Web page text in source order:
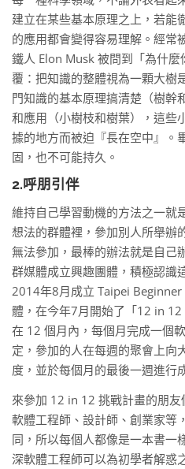
建立在某些基本原理之上，若能
的應用都會變得容易理解。經常
鐵人 Elon Musk 被問到「為什
覆：把知識的整體視為一顆大樹
門知識的基本原理搞清楚（樹幹
和應用（小樹枝和樹葉），這些
據的地方而被迫『長在空中』。
固，也不可能持久。
2.呼朋引伴
維持自己學習動機的方法之一就
想法的群體裡，參加別人所舉辦
無法參加，最棒的辦法就是自己
群媒體成立興趣團體，積極認識
2014年8月成立 Taipei
體，在今年7月開始了「12 in
在 12 個月內，每個月完成一個
定，參加的人在每週的聚會上向
度，並於每個月的最後一週進行
來參加 12 in 12 挑戰計畫的朋友
軟體工程師、設計師、創業家等
同，所以每個人都像是一本書一
深軟體工程師可以為初學者解惑